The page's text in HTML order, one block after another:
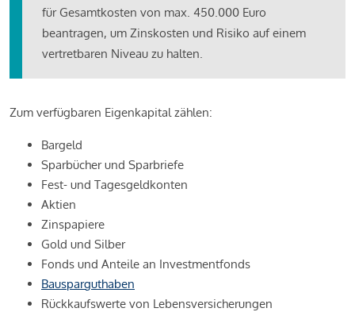
für Gesamtkosten von max. 450.000 Euro
beantragen, um Zinskosten und Risiko auf einem
vertretbaren Niveau zu halten.
Zum verfügbaren Eigenkapital zählen:
Bargeld
Sparbücher und Sparbriefe
Fest- und Tagesgeldkonten
Aktien
Zinspapiere
Gold und Silber
Fonds und Anteile an Investmentfonds
Bausparguthaben
Rückkaufswerte von Lebensversicherungen